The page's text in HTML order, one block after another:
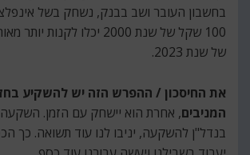
בחשבון העובר ושב בבנק, נשחק בשל
של שנת 2023.
את החיסכון / ההפרש הזה יש להשקיע
המניבים, אחרת הוא יישחק עם הזמן.
בנדל"ן להשקעה, יניבו לנו עוד תשואה. כך